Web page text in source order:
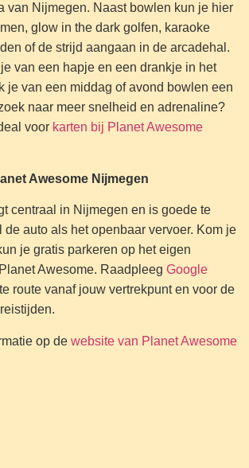
van Nijmegen. Naast bowlen kun je hier
glow in the dark golfen, karaoke
of de strijd aangaan in de arcadehal.
van een hapje en een drankje in het
je van een middag of avond bowlen een
naar meer snelheid en adrenaline?
voor karten bij Planet Awesome
Awesome Nijmegen
centraal in Nijmegen en is goede te
de auto als het openbaar vervoer. Kom je
je gratis parkeren op het eigen
Awesome. Raadpleeg Google
route vanaf jouw vertrekpunt en voor de
op de website van Planet Awesome